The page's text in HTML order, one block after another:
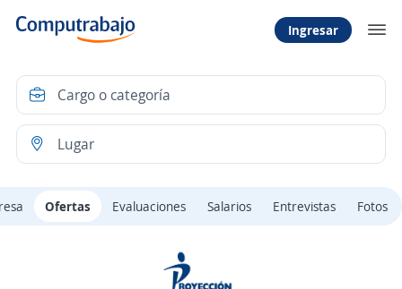
Ingresar
Ofertas Evaluaciones Salarios Entrevistas Fotos